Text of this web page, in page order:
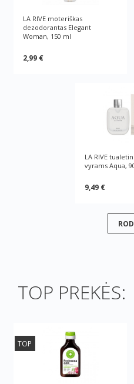
LA RIVE moteriškas
dezodorantas Elegant
Woman, 150 ml
2,99 €
LA RIVE
vyrams Aqua,
9,49 €
TOP PREKĖS:
TOP